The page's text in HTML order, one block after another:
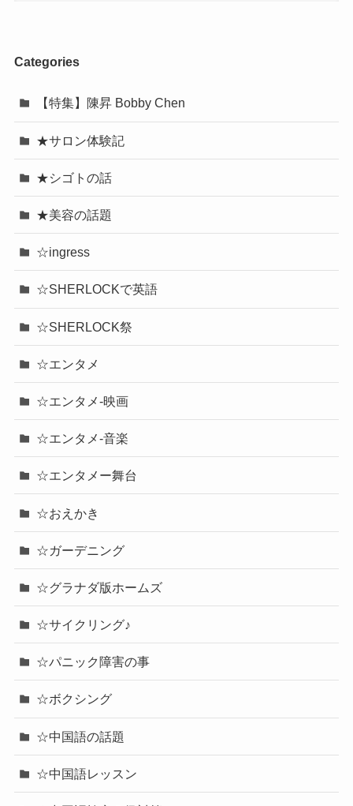
Categories
【特集】陳昇 Bobby Chen
★サロン体験記
★シゴトの話
★美容の話題
☆ingress
☆SHERLOCKで英語
☆SHERLOCK祭
☆エンタメ
☆エンタメ-映画
☆エンタメ-音楽
☆エンタメー舞台
☆おえかき
☆ガーデニング
☆グラナダ版ホームズ
☆サイクリング♪
☆パニック障害の事
☆ボクシング
☆中国語の話題
☆中国語レッスン